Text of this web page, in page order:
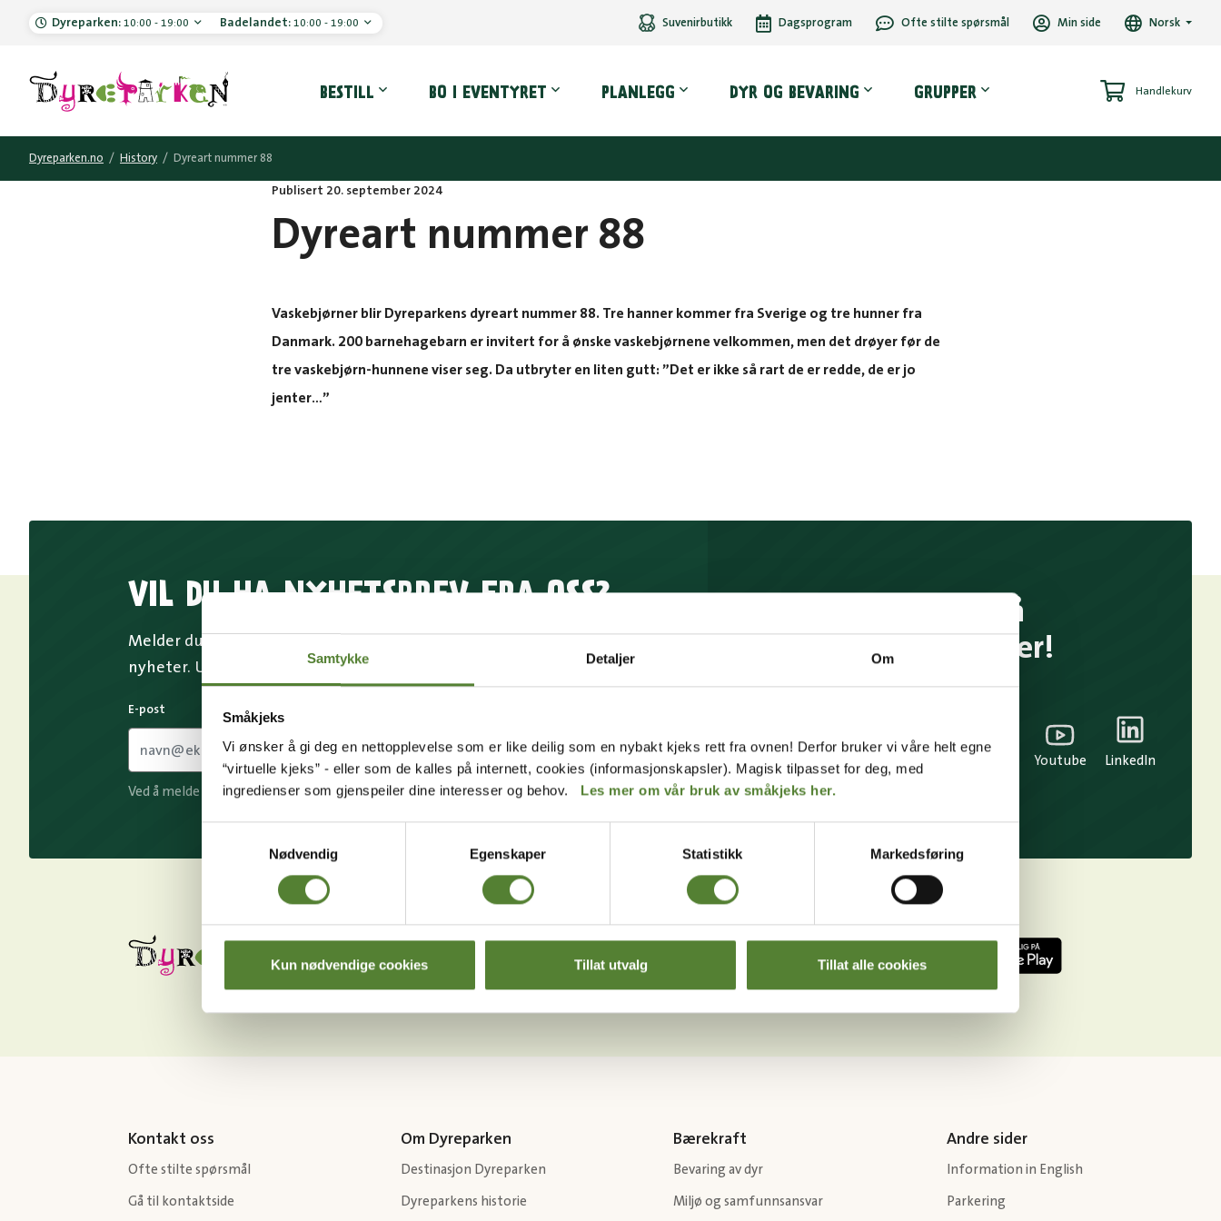
Samtykke Detaljer Om
Småkjeks
Vi ønsker å gi deg en nettopplevelse som er like deilig som en nybakt kjeks rett fra ovnen! Derfor bruker vi våre helt egne
“virtuelle kjeks” - eller som de kalles på internett, cookies (informasjonskapsler). Magisk tilpasset for deg, med
ingredienser som gjenspeiler dine interesser og behov. Les mer om vår bruk av småkjeks her.
Nødvendig
Egenskaper Statistikk Markedsføring
Kun nødvendige cookies Tillat utvalg Tillat alle cookies
Dyreparken: 10:00 - 19:00 Badelandet: 10:00 - 19:00 Suvenirbutikk Dagsprogram Ofte stilte spørsmål Min side Norsk
BESTILL BO I EVENTYRET PLANLEGG DYR OG BEVARING GRUPPER Handlekurv
Dyreparken.no / History / Dyreart nummer 88
Publisert 20. september 2024
Dyreart nummer 88
Vaskebjørner blir Dyreparkens dyreart nummer 88. Tre hanner kommer fra Sverige og tre hunner fra
Danmark. 200 barnehagebarn er invitert for å ønske vaskebjørnene velkommen, men det drøyer før de
tre vaskebjørn-hunnene viser seg. Da utbryter en liten gutt: ”Det er ikke så rart de er redde, de er jo
jenter…”
VIL DU HA NYHETSBREV FRA OSS?
Melder du deg på Dyreparkens nyhetsbrev får du unike tilbud og
nyheter. Uten nyhetsbrev går du glipp av mange fordeler.
E-post
MELD MEG PÅ
Ved å melde deg på vårt nyhetsbrev godtar du vårebetingelser
Følg oss på
sosiale medier!
Instagram TikTok Snapchat Youtube LinkedIn
Last ned Dyreparkens App
Les mer om appen her
Kontakt oss
Ofte stilte spørsmål
Gå til kontaktside
Om Dyreparken
Destinasjon Dyreparken
Dyreparkens historie
Bærekraft
Bevaring av dyr
Miljø og samfunnsansvar
Andre sider
Information in English
Parkering